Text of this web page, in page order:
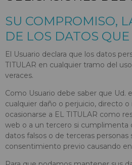
SU COMPROMISO,
DE LOS DATOS
El Usuario declara que los datos
TITULAR en cualquier tramo del
veraces.
Como Usuario debe saber que Ud.
cualquier daño o perjuicio, directo
ocasionarse a EL TITULAR como
web o a un tercero si cumplimenta
datos falsos o de terceras personas
consentimiento previo causando